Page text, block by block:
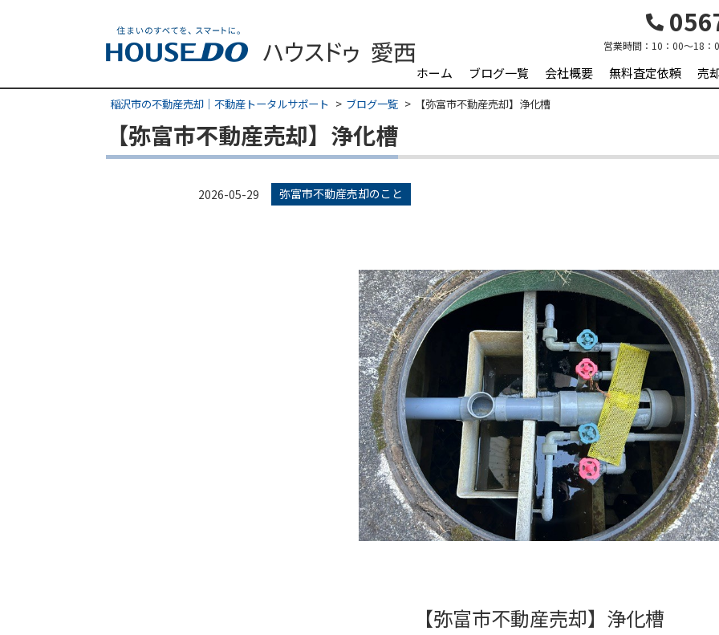
営業時間： 10：00～18：
ホーム ブログ一覧 会社概要 無料査定依頼 売
稲沢市の不動産売却｜不動産トータルサポート ブログ一覧 【弥富市不動産売却】浄化槽
【弥富市不動産売却】浄化槽
2026-05-29 弥富市不動産売却のこと
【弥富市不動産売却】浄化槽